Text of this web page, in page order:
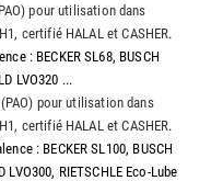
pour utilisation dans
certifié HALAL et CASHER.
: BECKER SL68, BUSCH
LVO320 ...
pour utilisation dans
certifié HALAL et CASHER.
: BECKER SL100, BUSCH
LVO300, RIETSCHLE Eco-Lube